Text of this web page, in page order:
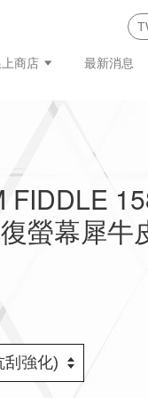
商店 最新消息
FIDDLE
螢幕犀牛